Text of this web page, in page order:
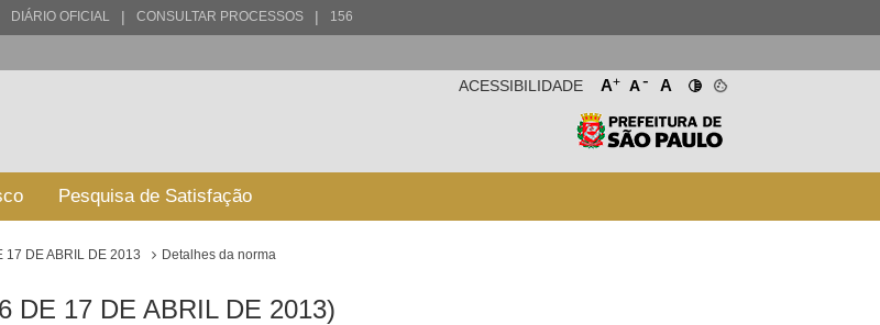
DIÁRIO OFICIAL | CONSULTAR PROCESSOS | 156
A+ A- A
ACESSIBILIDADE
Pesquisa de Satisfação
17 DE ABRIL DE 2013 Detalhes da norma
DE 17 DE ABRIL DE 2013)